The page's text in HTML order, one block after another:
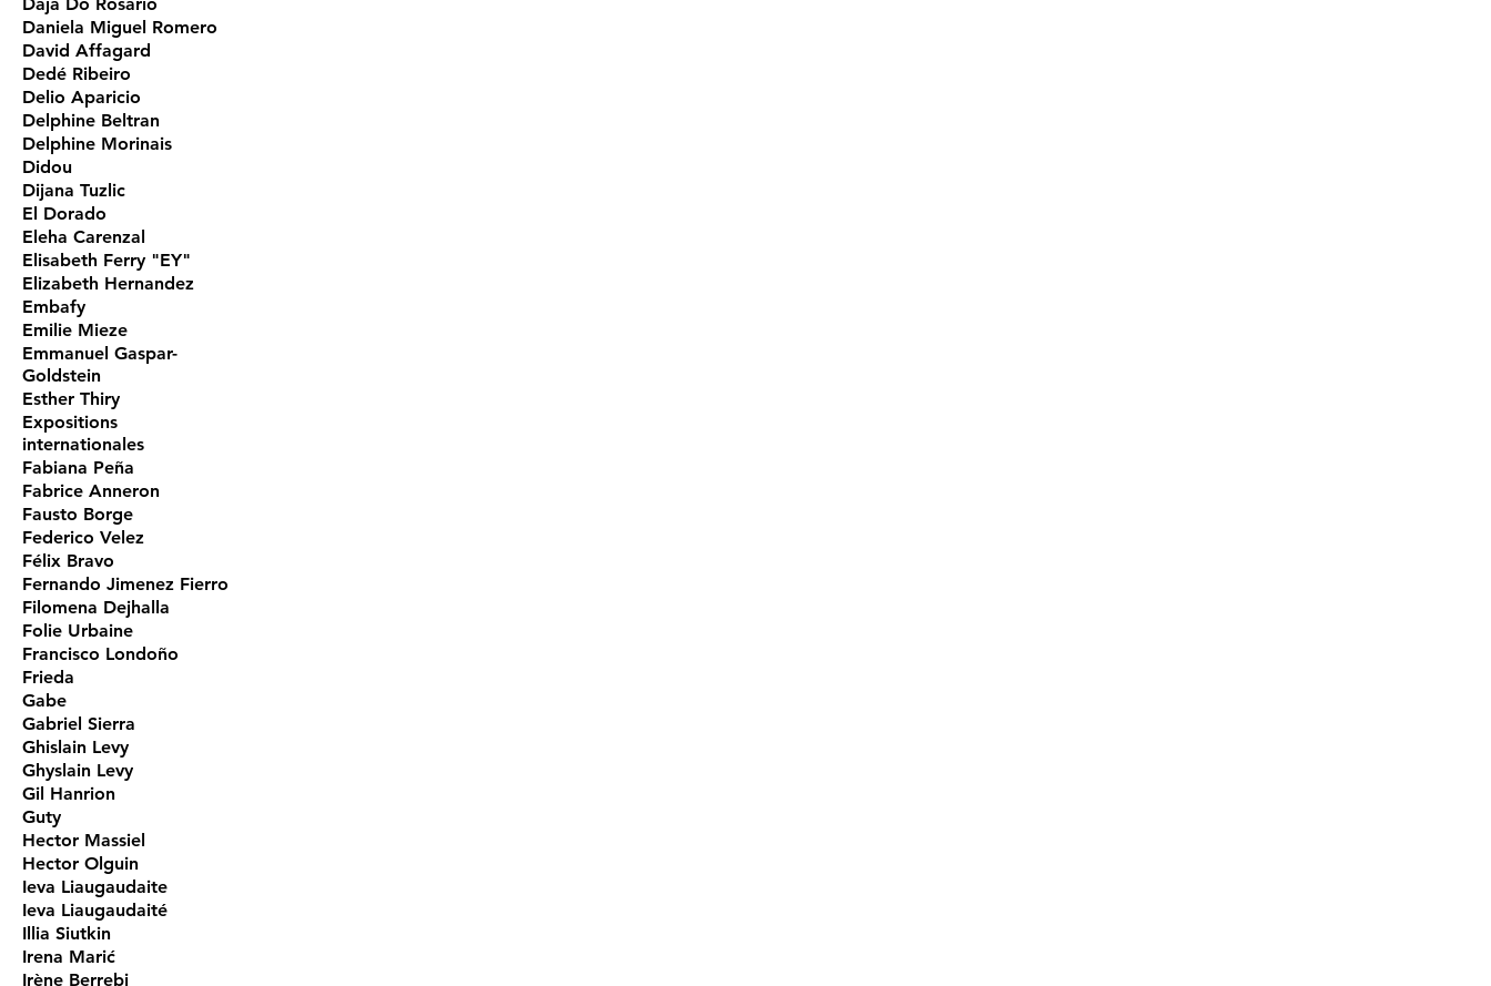
Daniela Miguel Romero
David Affagard
Dedé Ribeiro
Delio Aparicio
Delphine Beltran
Delphine Morinais
Didou
Dijana Tuzlic
El Dorado
Eleha Carenzal
Elisabeth Ferry "EY"
Elizabeth Hernandez
Embafy
Emilie Mieze
Emmanuel Gaspar-
Goldstein
Esther Thiry
Expositions
internationales
Fabiana Peña
Fabrice Anneron
Fausto Borge
Federico Velez
Félix Bravo
Fernando Jimenez Fierro
Filomena Dejhalla
Folie Urbaine
Francisco Londoño
Frieda
Gabe
Gabriel Sierra
Ghislain Levy
Ghyslain Levy
Gil Hanrion
Guty
Hector Massiel
Hector Olguin
Ieva Liaugaudaite
Ieva Liaugaudaité
Illia Siutkin
Irena Marić
Irène Berrebi